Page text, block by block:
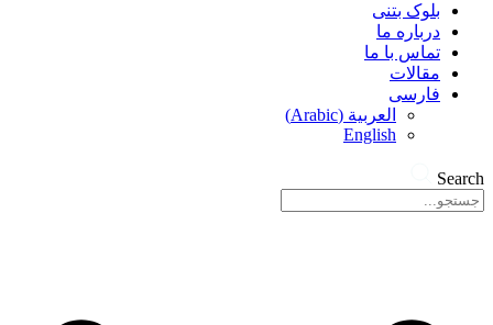
بلوک بتنی
درباره ما
تماس با ما
مقالات
فارسی
العربية (
Arabic
)
English
Search